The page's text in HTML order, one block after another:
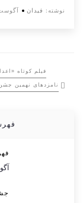
نوشته: فیدان آگوست 27,
فیلم کوتاه
نامزدهای نهمین